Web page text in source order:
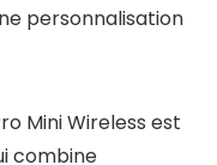
personnalisation
Mini Wireless est
combine